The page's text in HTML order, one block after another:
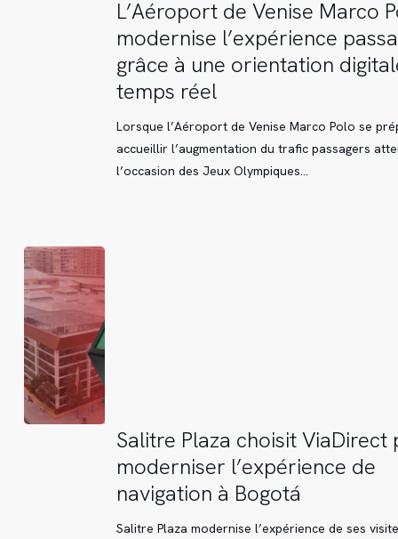
L’Aéroport
Venise
Marco
Polo
l’expérience
orientation
digitale
en
temps
réel
L’Aéroport de Venise Marco
modernise l’expérience
grâce à une orientation
temps réel
Lorsque l’Aéroport de Venise Marco Polo se
accueillir l’augmentation du trafic passagers
l’occasion des Jeux Olympiques…
Salitre
choisit
ViaDirect
pour
Salitre Plaza choisit ViaDirect
moderniser l’expérience de
navigation à Bogotá
Salitre Plaza modernise l’expérience de ses